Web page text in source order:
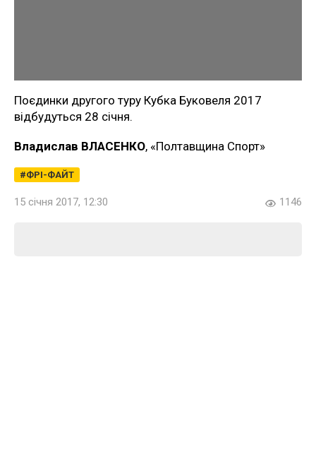
Поєдинки другого туру Кубка Буковеля 2017
відбудуться 28 січня.
Владислав ВЛАСЕНКО, «Полтавщина Спорт»
ФРІ-ФАЙТ
15 січня 2017, 12:30 1146